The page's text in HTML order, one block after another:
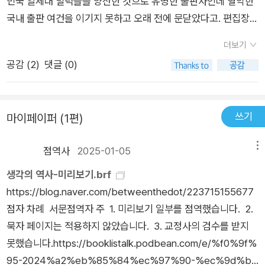
통사는 70세를 지나서 펴낸 이 책이 유일하다. 독자들이 군대와
민간 사회 양편의 전시 경험을 입체적으로 조명하는 이 책을 통해
장기 2차대전의 역사를 더 넓고도 깊은 관점에서 이해할 수 있기
국내 출판 여건을 이기지 못하고 오래 전에 문닫았다고. 편집장인
바르바로사 작전, 쿠르스크 전역, 바그라티온 작전, 베를린 공방
전에 이르기까지 동부전선을 다룸으로서 그때까지 기껏해야 엘
알라메인 전투라던가 노르망디 상륙작전, 주드로 주연의 <애너
미앳더게이트> 덕분에 스탈린그라드 전투 정도나 알고 있던 나
로서는 그야말로 신선한 충격이자 2차대전사에 새로이 눈을 뜨
2차 대전사>를 대놓고 베꼈다는 욕을 먹고 있지만 말이다. 저작
권에 대한 인식이 낮았을 때라 가능했던 일이기도 하다. 잘못된
내용이나 오역도 많다. 그래도 어렵고 딱딱하다는 전쟁사에 대한
고정관념을 깨뜨리고 2차대전사의 대중화에 큰 기여를 하지 않
았나 싶다. 덧붙여 아직도 내 서재 한켠을 장식하고 있다.교수님
들이 쓴 여느 전쟁사와는 달리 이런 무기 일러스트가 특히 볼만했
던. 아마도 일본쪽 책에서 무단으로 베꼈을 가능성이 높지만.이
더보기
공감 (2) 댓글 (0)
마이페이퍼 (1편) 쓰기
점역사2025-01-05
생각의 역사-미리보기.brf
https://blog.naver.com/betweenthedot/223715155677
점자 차례 서문점역자 주 1. 미리보기 일부를 점역했습니다. 2.
묵자 페이지는 적용하지 않았습니다. 3. 교정사의 검수를 받지
못했습니다.https://booklistalk.podbean.com/e/%f0%9f%
95-2024%a2%eb%85%84%ec%97%90-%ec%9d%b